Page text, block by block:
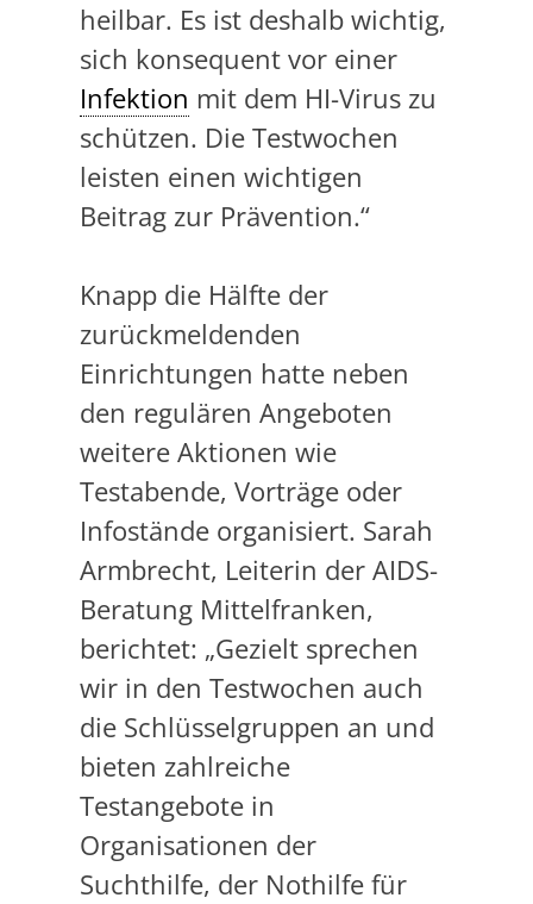
heilbar. Es ist deshalb wichtig,
sich konsequent vor einer
Infektion mit dem HI-Virus zu
schützen. Die Testwochen
leisten einen wichtigen
Beitrag zur Prävention.“
Knapp die Hälfte der
zurückmeldenden
Einrichtungen hatte neben
den regulären Angeboten
weitere Aktionen wie
Testabende, Vorträge oder
Infostände organisiert. Sarah
Armbrecht, Leiterin der AIDS-
Beratung Mittelfranken,
berichtet: „Gezielt sprechen
wir in den Testwochen auch
die Schlüsselgruppen an und
bieten zahlreiche
Testangebote in
Organisationen der
Suchthilfe, der Nothilfe für